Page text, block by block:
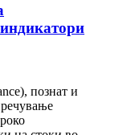
познат и